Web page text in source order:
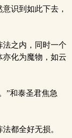
识到如此下去，
之内，同时一个
化为魔物，如云
”和泰圣君焦急
都全好无损。